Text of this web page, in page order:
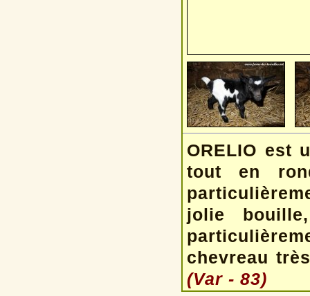
ORELIO est
tout en
jolie
chevreau
(Var - 83)